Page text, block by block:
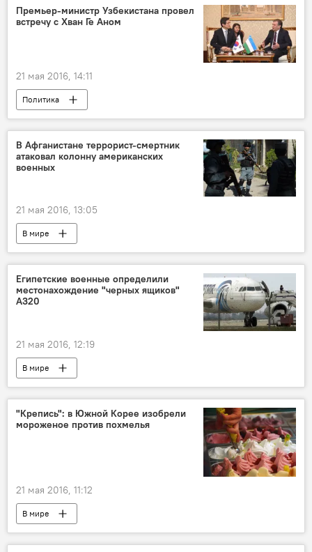
Премьер-министр Узбекистана провел
встречу с Хван Ге Аном
21 мая 2016, 14:11
Политика
В Афганистане террорист-смертник
атаковал колонну американских
военных
21 мая 2016, 13:05
В мире
Египетские военные определили
местонахождение "черных ящиков"
А320
21 мая 2016, 12:19
В мире
Крушение самолета EgyptAir над Средиземным морем
"Крепись": в Южной Корее изобрели
мороженое против похмелья
21 мая 2016, 11:12
В мире